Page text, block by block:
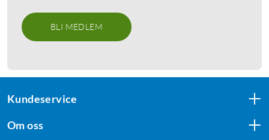
BLI MEDLEM
Kundeservice
Om oss